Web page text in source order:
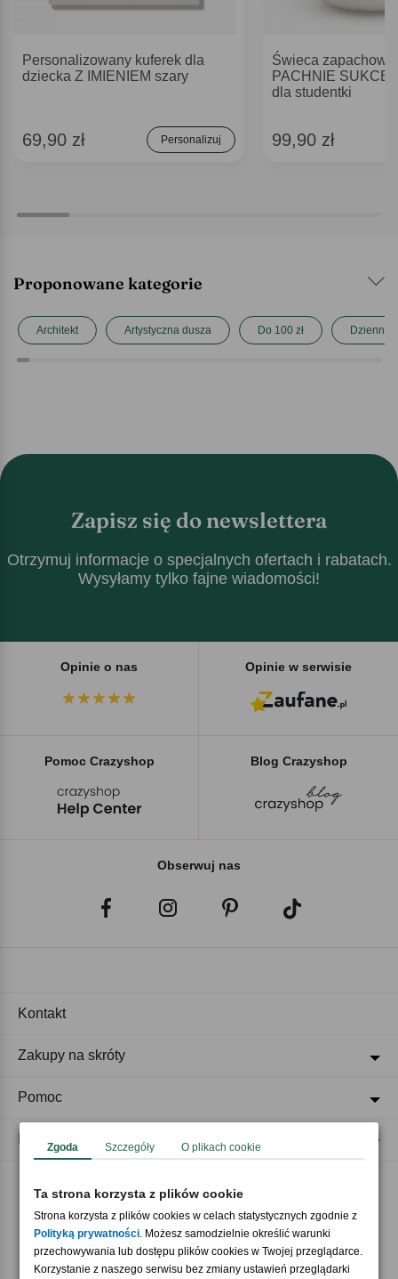
Personalizowany kuferek dla
dziecka Z IMIENIEM szary
69,90 zł Personalizuj
Świeca
PACHNIE
dla studentki
99,90 zł
Proponowane kategorie
Architekt Artystyczna dusza Do 100 zł
Zapisz się do newslettera
Otrzymuj informacje o specjalnych ofertach i rabatach.
Wysyłamy tylko fajne wiadomości!
Opinie o nas Opinie w serwisie
Pomoc Crazyshop Blog Crazyshop
Obserwuj nas
Akceptujemy płatności
Kontakt
Zakupy na skróty
Pomoc
Zgoda Szczegóły O plikach cookie
Ta strona korzysta z plików cookie
Strona korzysta z plików cookies w celach statystycznych zgodnie z
Polityką prywatności. Możesz samodzielnie określić warunki
przechowywania lub dostępu plików cookies w Twojej przeglądarce.
Korzystanie z naszego serwisu bez zmiany ustawień przeglądarki